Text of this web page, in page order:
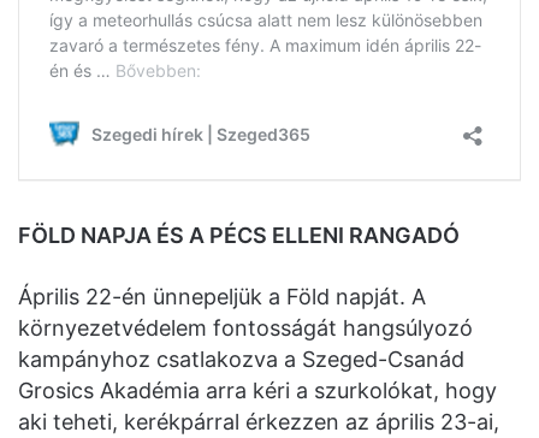
FÖLD NAPJA ÉS A PÉCS ELLENI RANGADÓ
Április 22-én ünnepeljük a Föld napját. A
környezetvédelem fontosságát hangsúlyozó
kampányhoz csatlakozva a Szeged-Csanád
Grosics Akadémia arra kéri a szurkolókat, hogy
aki teheti, kerékpárral érkezzen az április 23-ai,